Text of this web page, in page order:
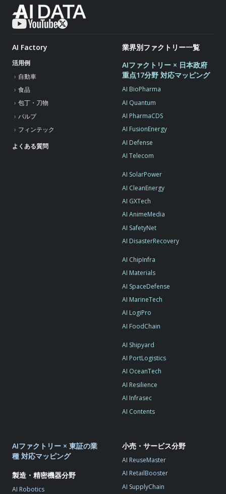
AI Factory
活用例
自動車
食品
包丁・刀物
パルプ
フィンテック
よくある質問
業界別ファクトリー一覧
AIファクトリー × 日本政府
重点17分野 対応マッピング
AI BioPharma
AI Quantum
AI PharmaCDS
AI FusionEnergy
AI Defense
AI Telecom
AI SolarPower
AI CleanEnergy
AI GXTech
AI AnimeMedia
AI SafetyNet
AI DisasterRecovery
AI ChipInfra
AI Materials
AI SpaceDefense
AI MarineTech
AI LogiPro
AI FoodChain
AI Shipyard
AI PortLogistics
AI OceanTech
AI Resilience
AI Infrasec
AI Contents
AIファクトリー × 東証の業
種 対応マッピング
製造・精密機器分野
AI Robotics
小売・サービス分野
AI ReuseMaster
AI RetailBooster
AI SupplyChain